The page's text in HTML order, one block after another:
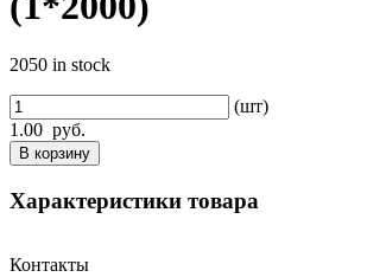
2050 in stock
(шт)
1.00 руб.
В корзину
Характеристики товара
Контакты